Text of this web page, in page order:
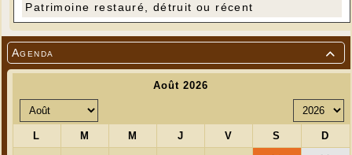

Agenda
Patrimoine restauré, détruit ou récent